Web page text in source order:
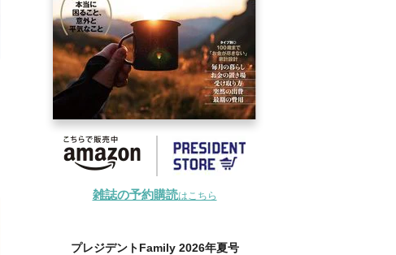
雑誌の予約購読はこちら
プレジデントFamily 2026年夏号